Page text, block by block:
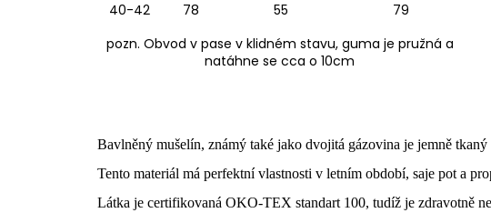
40-42
78 55
79
pozn. Obvod v pase v klidném stavu, guma je pružná a
natáhne se cca o 10cm
Bavlněný mušelín, známý také jako dvojitá gázovina je jemně
Tento materiál má perfektní vlastnosti v letním období, saje pot a
Látka je certifikovaná OKO-TEX standart 100, tudíž je zdravotně